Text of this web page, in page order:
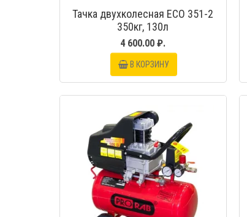
Тачка двухколесная ECO 351-2
350кг, 130л
4 600.00 ₽.
В КОРЗИНУ